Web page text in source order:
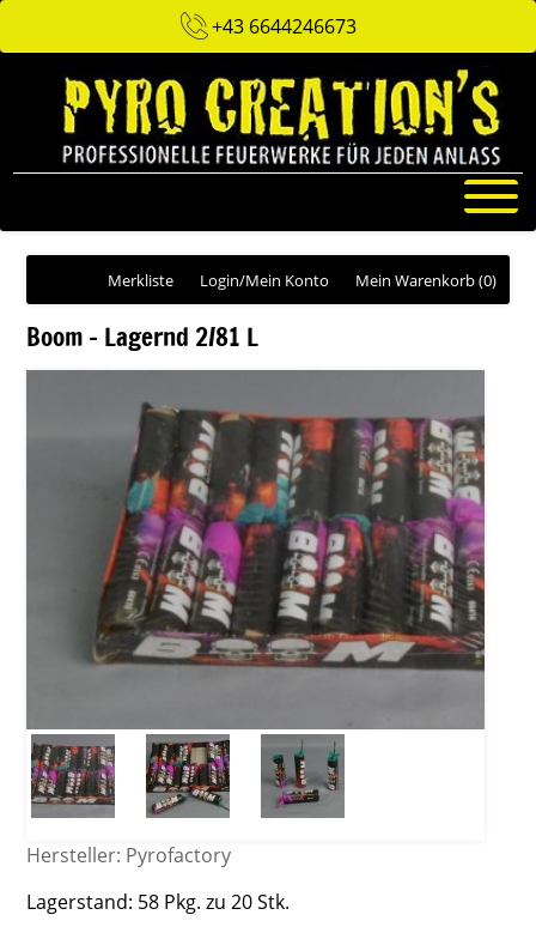
+43 6644246673
Mein Warenkorb(0)
Login/Mein Konto
Merkliste
Boom - Lagernd 2/81 L
Hersteller: Pyrofactory
Lagerstand: 58 Pkg. zu 20 Stk.